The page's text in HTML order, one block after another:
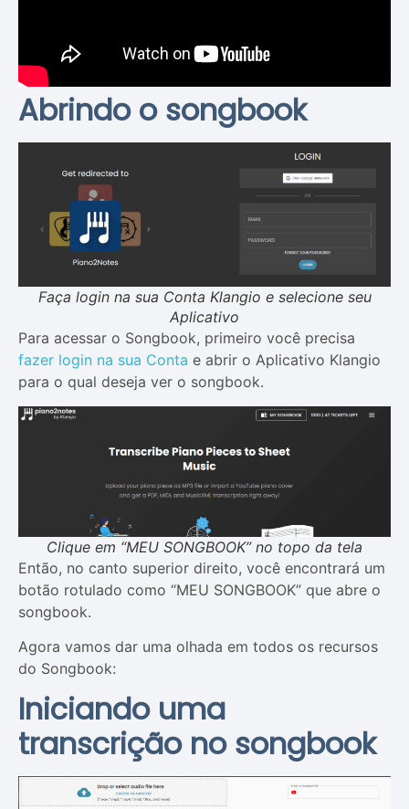
Abrindo o songbook
Faça login na sua Conta Klangio e selecione seu
Aplicativo
Para acessar o Songbook, primeiro você precisa
fazer login na sua Conta e abrir o Aplicativo Klangio
para o qual deseja ver o songbook.
Clique em “MEU SONGBOOK” no topo da tela
Então, no canto superior direito, você encontrará um
botão rotulado como “MEU SONGBOOK” que abre o
songbook.
Agora vamos dar uma olhada em todos os recursos
do Songbook:
Iniciando uma
transcrição no songbook